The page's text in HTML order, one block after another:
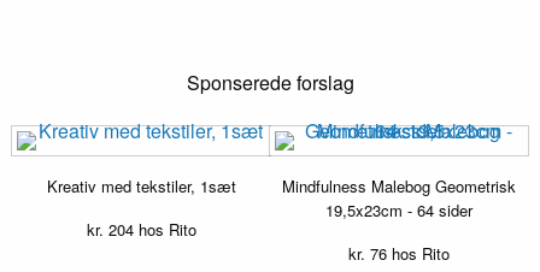
Sponserede forslag
Kreativ med tekstiler, 1sæt
kr. 204hos Rito
Mindfulness Malebog Geometrisk
19,5x23cm - 64 sider
kr. 76 hos Rito